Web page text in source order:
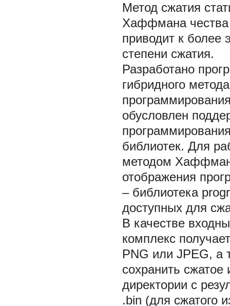
Метод сжатия
Хаффмана чества
приводит к
степени сжатия.
Разработано
гибридного
обусловлен
библиотек. Для
методом
отображения
– библиотека
доступных для
В качестве
комплекс
PNG или JPEG, а
сохранить
директории с
.bin (для сжатого